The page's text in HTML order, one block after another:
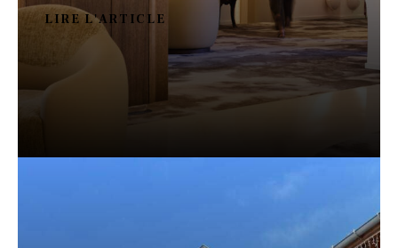
LIRE L'ARTICLE